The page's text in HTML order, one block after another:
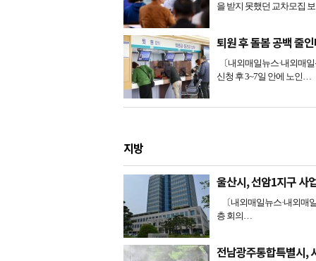
을 받지 못했던 교차모집
퇴원 후 돌봄 공백 줄
〔내외매일뉴스·내외매
신청 후 3~7일 안에 노인…
지방
울산시, 선암1지구 사
〔내외매일뉴스·내외매
층 회의…
전남광주통합특별시,